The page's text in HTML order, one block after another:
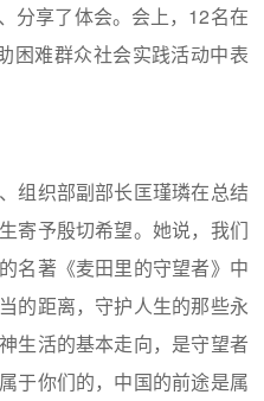
分享了体会。会上，12名在
困难群众社会实践活动中表
组织部副部长匡瑾璘在总结
寄予殷切希望。她说，我们
名著《麦田里的守望者》中
的距离，守护人生的那些永
生活的基本走向，是守望者
于你们的，中国的前途是属